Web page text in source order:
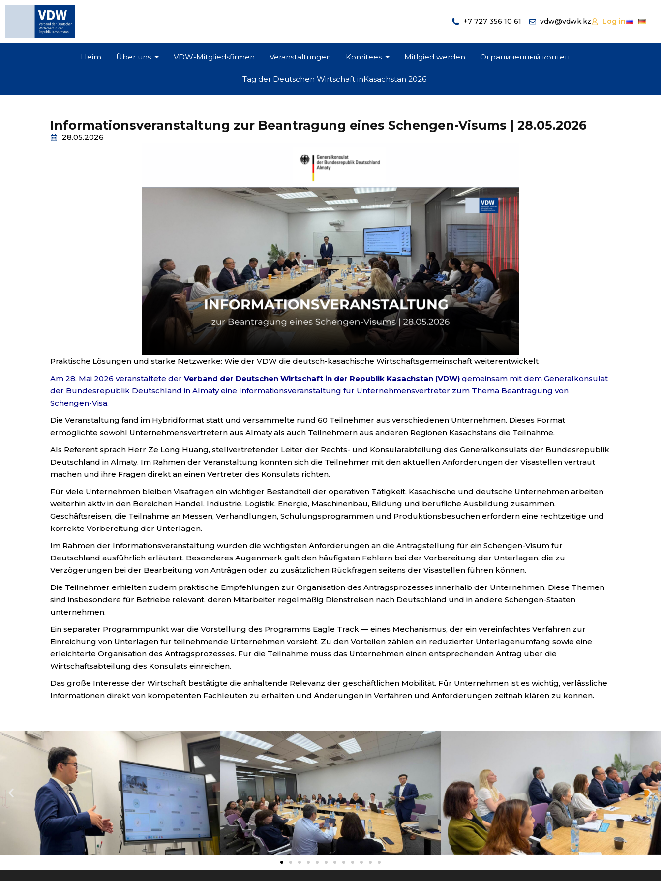
+7 727 356 10 61 vdw@vdwk.kz Log in
Heim Über uns VDW-Mitgliedsfirmen Veranstaltungen Komitees Mitlgied werden Ограниченный контент
Tag der Deutschen Wirtschaft inKasachstan 2026
Informationsveranstaltung zur Beantragung eines Schengen-Visums | 28.05.2026
28.05.2026
Praktische Lösungen und starke Netzwerke: Wie der VDW die deutsch-kasachische Wirtschaftsgemeinschaft weiterentwickelt
Am 28. Mai 2026 veranstaltete der Verband der Deutschen Wirtschaft in der Republik Kasachstan (VDW) gemeinsam mit dem Generalkonsulat
der Bundesrepublik Deutschland in Almaty eine Informationsveranstaltung für Unternehmensvertreter zum Thema Beantragung von
Schengen-Visa.
Die Veranstaltung fand im Hybridformat statt und versammelte rund 60 Teilnehmer aus verschiedenen Unternehmen. Dieses Format
ermöglichte sowohl Unternehmensvertretern aus Almaty als auch Teilnehmern aus anderen Regionen Kasachstans die Teilnahme.
Als Referent sprach Herr Ze Long Huang, stellvertretender Leiter der Rechts- und Konsularabteilung des Generalkonsulats der Bundesrepublik
Deutschland in Almaty. Im Rahmen der Veranstaltung konnten sich die Teilnehmer mit den aktuellen Anforderungen der Visastellen vertraut
machen und ihre Fragen direkt an einen Vertreter des Konsulats richten.
Für viele Unternehmen bleiben Visafragen ein wichtiger Bestandteil der operativen Tätigkeit. Kasachische und deutsche Unternehmen arbeiten
weiterhin aktiv in den Bereichen Handel, Industrie, Logistik, Energie, Maschinenbau, Bildung und berufliche Ausbildung zusammen.
Geschäftsreisen, die Teilnahme an Messen, Verhandlungen, Schulungsprogrammen und Produktionsbesuchen erfordern eine rechtzeitige und
korrekte Vorbereitung der Unterlagen.
Im Rahmen der Informationsveranstaltung wurden die wichtigsten Anforderungen an die Antragstellung für ein Schengen-Visum für
Deutschland ausführlich erläutert. Besonderes Augenmerk galt den häufigsten Fehlern bei der Vorbereitung der Unterlagen, die zu
Verzögerungen bei der Bearbeitung von Anträgen oder zu zusätzlichen Rückfragen seitens der Visastellen führen können.
Die Teilnehmer erhielten zudem praktische Empfehlungen zur Organisation des Antragsprozesses innerhalb der Unternehmen. Diese Themen
sind insbesondere für Betriebe relevant, deren Mitarbeiter regelmäßig Dienstreisen nach Deutschland und in andere Schengen-Staaten
unternehmen.
Ein separater Programmpunkt war die Vorstellung des Programms Eagle Track — eines Mechanismus, der ein vereinfachtes Verfahren zur
Einreichung von Unterlagen für teilnehmende Unternehmen vorsieht. Zu den Vorteilen zählen ein reduzierter Unterlagenumfang sowie eine
erleichterte Organisation des Antragsprozesses. Für die Teilnahme muss das Unternehmen einen entsprechenden Antrag über die
Wirtschaftsabteilung des Konsulats einreichen.
Das große Interesse der Wirtschaft bestätigte die anhaltende Relevanz der geschäftlichen Mobilität. Für Unternehmen ist es wichtig, verlässliche
Informationen direkt von kompetenten Fachleuten zu erhalten und Änderungen in Verfahren und Anforderungen zeitnah klären zu können.